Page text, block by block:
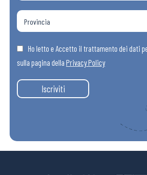
Ho letto e Accetto il trattamento dei dati
sulla pagina della Privacy Policy
Iscriviti